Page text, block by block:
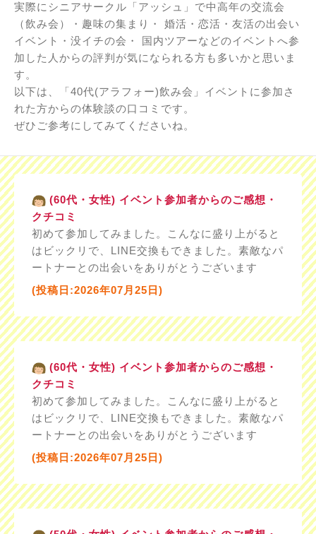
実際にシニアサークル「アッシュ」で中高年の交流会
（飲み会）・趣味の集まり・ 婚活・恋活・友活の出会い
イベント・没イチの会・ 国内ツアーなどのイベントへ参
加した人からの評判が気になられる方も多いかと思いま
す。
以下は、「40代(アラフォー)飲み会」イベントに参加さ
れた方からの体験談の口コミです。
ぜひご参考にしてみてくださいね。
(60代・女性) イベント参加者からのご感想・
クチコミ
初めて参加してみました。こんなに盛り上がると
はビックリで、LINE交換もできました。素敵なパ
ートナーとの出会いをありがとうございます
(投稿日:2026年07月25日)
(60代・女性) イベント参加者からのご感想・
クチコミ
初めて参加してみました。こんなに盛り上がると
はビックリで、LINE交換もできました。素敵なパ
ートナーとの出会いをありがとうございます
(投稿日:2026年07月25日)